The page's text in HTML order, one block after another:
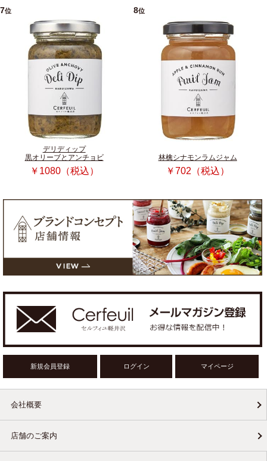
7位
デリディップ
黒オリーブとアンチョビ
￥1080（税込）
8位
林檎シナモンラムジャム
￥702（税込）
新規会員登録 ログイン マイページ
会社概要
店舗のご案内